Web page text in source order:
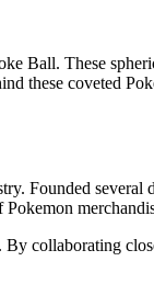
Ball. These
these coveted
Founded
collaborating